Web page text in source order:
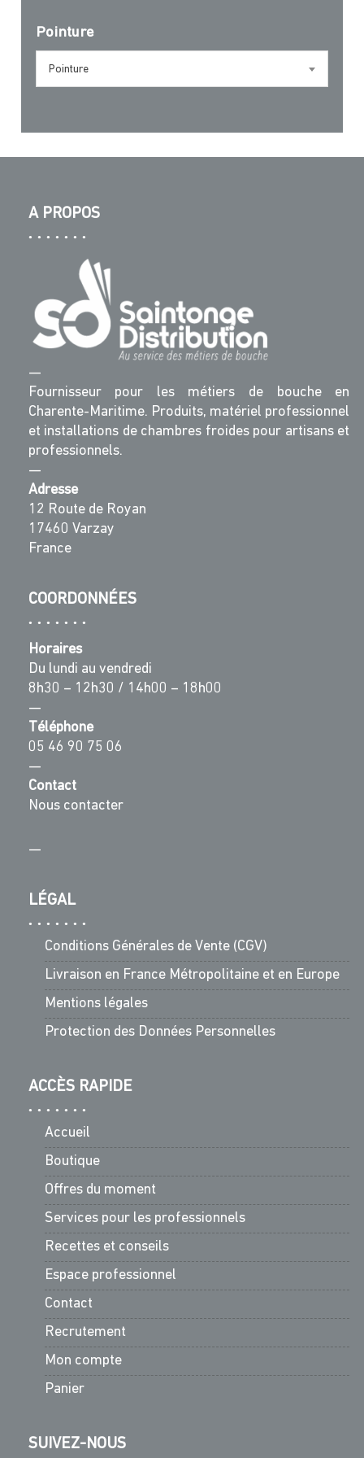
Pointure
Pointure
A PROPOS
—
Fournisseur pour les métiers de bouche en
Charente-Maritime. Produits, matériel professionnel
et installations de chambres froides pour artisans et
professionnels.
—
Adresse
12 Route de Royan
17460 Varzay
France
COORDONNÉES
Horaires
Du lundi au vendredi
8h30 – 12h30 / 14h00 – 18h00
—
Téléphone
05 46 90 75 06
—
Contact
Nous contacter
—
LÉGAL
Conditions Générales de Vente (CGV)
Livraison en France Métropolitaine et en Europe
Mentions légales
Protection des Données Personnelles
ACCÈS RAPIDE
Accueil
Boutique
Offres du moment
Services pour les professionnels
Recettes et conseils
Espace professionnel
Contact
Recrutement
Mon compte
Panier
SUIVEZ-NOUS